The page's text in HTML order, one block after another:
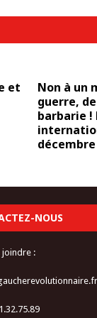
et
Non à un
guerre,
barbarie !
NOUS
joindre :